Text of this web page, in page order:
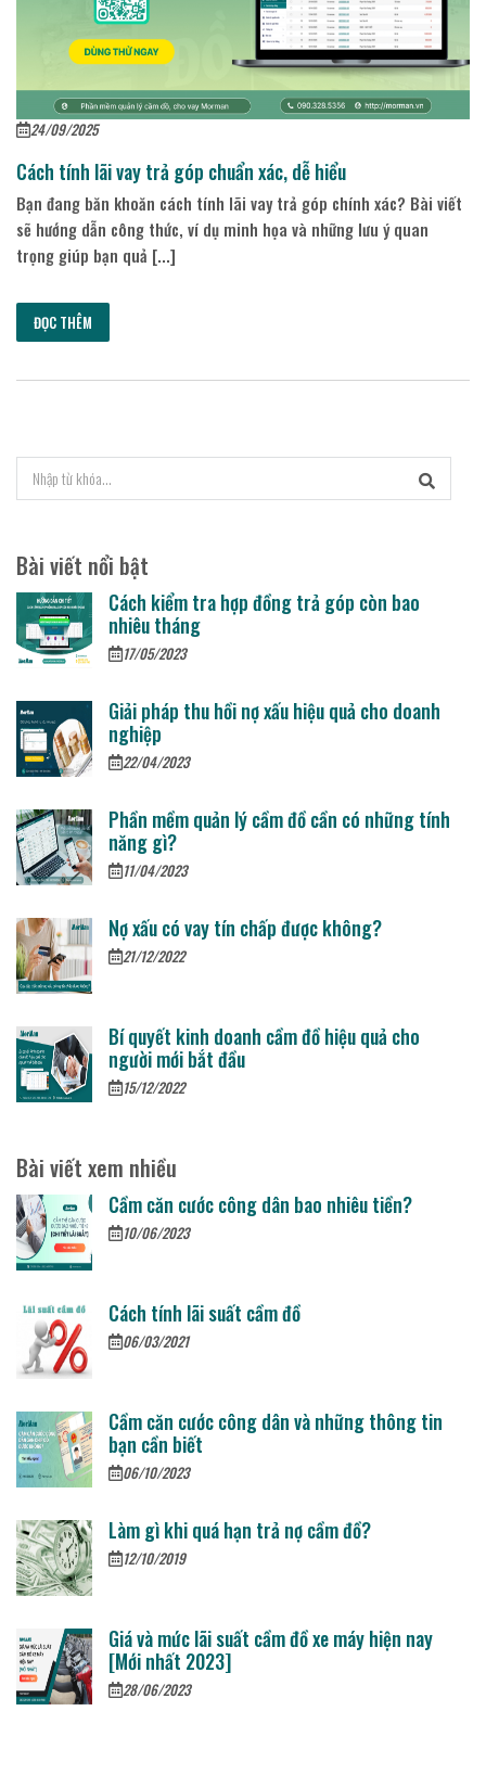
24/09/2025
Cách tính lãi vay trả góp chuẩn xác, dễ hiểu
Bạn đang băn khoăn cách tính lãi vay trả góp chính xác? Bài viết
sẽ hướng dẫn công thức, ví dụ minh họa và những lưu ý quan
trọng giúp bạn quả [...]
ĐỌC THÊM
Bài viết nổi bật
Cách kiểm tra hợp đồng trả góp còn bao
nhiêu tháng
17/05/2023
Giải pháp thu hồi nợ xấu hiệu quả cho doanh
nghiệp
22/04/2023
Phần mềm quản lý cầm đồ cần có những tính
năng gì?
11/04/2023
Nợ xấu có vay tín chấp được không?
21/12/2022
Bí quyết kinh doanh cầm đồ hiệu quả cho
người mới bắt đầu
15/12/2022
Bài viết xem nhiều
Cầm căn cước công dân bao nhiêu tiền?
10/06/2023
Cách tính lãi suất cầm đồ
06/03/2021
Cầm căn cước công dân và những thông tin
bạn cần biết
06/10/2023
Làm gì khi quá hạn trả nợ cầm đồ?
12/10/2019
Giá và mức lãi suất cầm đồ xe máy hiện nay
[Mới nhất 2023]
28/06/2023